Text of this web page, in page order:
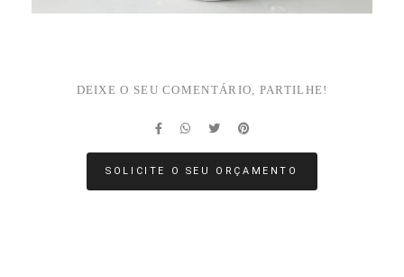
DEIXE O SEU COMENTÁRIO, PARTILHE!
SOLICITE O SEU ORÇAMENTO